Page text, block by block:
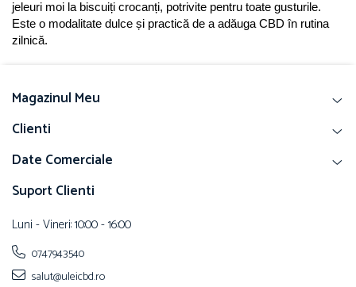
jeleuri moi la biscuiți crocanți, potrivite pentru toate gusturile.
Este o modalitate dulce și practică de a adăuga CBD în rutina
zilnică.
Magazinul Meu
Clienti
Date Comerciale
Suport Clienti
Luni - Vineri: 10:00 - 16:00
0747943540
salut@uleicbd.ro